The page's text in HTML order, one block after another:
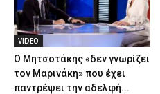
VIDEO
Ο Μητσοτάκης «δεν γνωρίζει
τον Μαρινάκη» που έχει
παντρέψει την αδελφή...